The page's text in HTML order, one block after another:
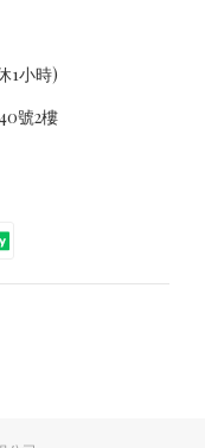
1小時)
號2樓